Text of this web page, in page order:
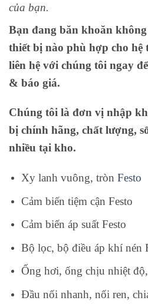
của bạn.
Bạn đang băn khoăn
thiết bị nào phù hợp cho hệ
liên hệ với chúng tôi ngay
& báo giá.
Chúng tôi là đơn vị nhập
bị chính hãng, chất lượng,
nhiều tại kho.
Xy lanh vuông, tròn Festo
Cảm biến tiệm cận Festo
Cảm biến áp suất Festo
Bộ lọc, bộ điều áp khí nén
Ống hơi, ống chịu nhiệt độ,
Đầu nối nhanh, nối ren,